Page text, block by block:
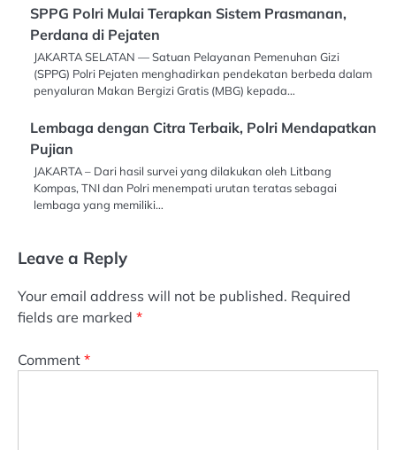
SPPG Polri Mulai Terapkan Sistem Prasmanan,
Perdana di Pejaten
JAKARTA SELATAN — Satuan Pelayanan Pemenuhan Gizi
(SPPG) Polri Pejaten menghadirkan pendekatan berbeda dalam
penyaluran Makan Bergizi Gratis (MBG) kepada…
Lembaga dengan Citra Terbaik, Polri Mendapatkan
Pujian
JAKARTA – Dari hasil survei yang dilakukan oleh Litbang
Kompas, TNI dan Polri menempati urutan teratas sebagai
lembaga yang memiliki…
Leave a Reply
Your email address will not be published. Required
fields are marked *
Comment *